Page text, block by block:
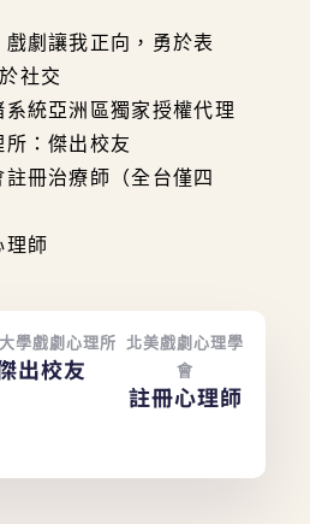
劇讓我正向，勇於表
社交
統亞洲區獨家授權代理
：傑出校友
冊治療師（全台僅四
理師
學戲劇心理所
出校友
北美戲劇心理學
會
註冊心理師